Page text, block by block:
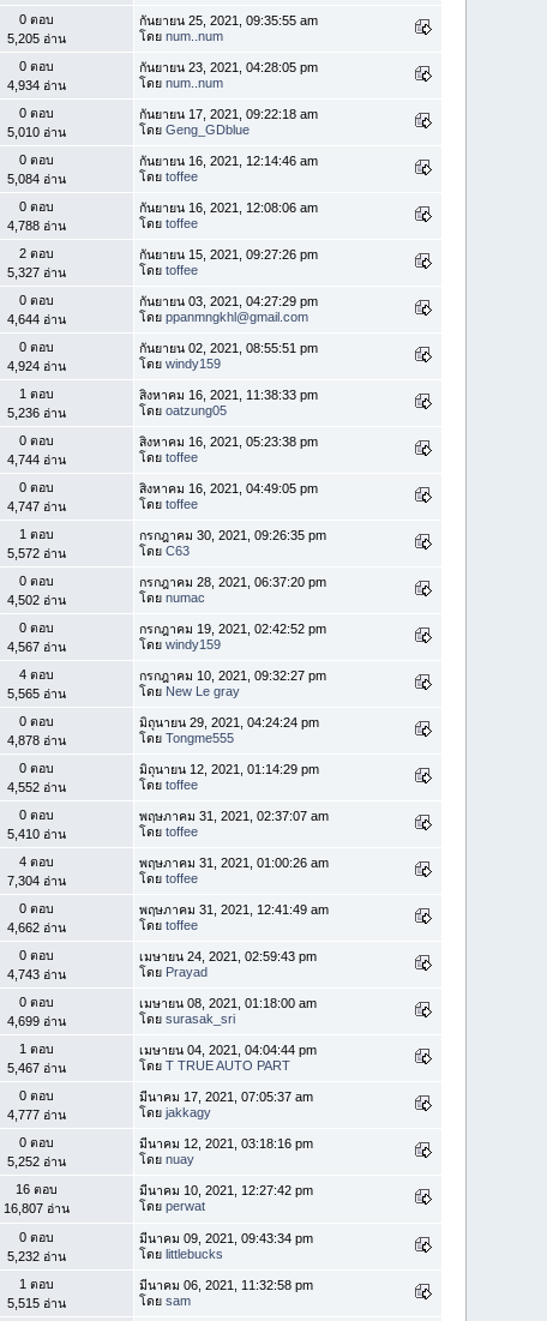
0 ตอบ
5,205 อ่าน
กันยายน 25, 2021, 09:35:55 am
โดยnum..num
0 ตอบ
4,934 อ่าน
กันยายน 23, 2021, 04:28:05 pm
โดยnum..num
0 ตอบ
5,010 อ่าน
กันยายน 17, 2021, 09:22:18 am
โดยGeng_GDblue
0 ตอบ
5,084 อ่าน
กันยายน 16, 2021, 12:14:46 am
โดยtoffee
0 ตอบ
4,788 อ่าน
กันยายน 16, 2021, 12:08:06 am
โดยtoffee
2 ตอบ
5,327 อ่าน
กันยายน 15, 2021, 09:27:26 pm
โดยtoffee
0 ตอบ
4,644 อ่าน
กันยายน 03, 2021, 04:27:29 pm
โดยppanmngkhl@gmail.com
0 ตอบ
4,924 อ่าน
กันยายน 02, 2021, 08:55:51 pm
โดยwindy159
1 ตอบ
5,236 อ่าน
สิงหาคม 16, 2021, 11:38:33 pm
โดยoatzung05
0 ตอบ
4,744 อ่าน
สิงหาคม 16, 2021, 05:23:38 pm
โดยtoffee
0 ตอบ
4,747 อ่าน
สิงหาคม 16, 2021, 04:49:05 pm
โดยtoffee
1 ตอบ
5,572 อ่าน
กรกฎาคม 30, 2021, 09:26:35 pm
โดยC63
0 ตอบ
4,502 อ่าน
กรกฎาคม 28, 2021, 06:37:20 pm
โดยnumac
0 ตอบ
4,567 อ่าน
กรกฎาคม 19, 2021, 02:42:52 pm
โดยwindy159
4 ตอบ
5,565 อ่าน
กรกฎาคม 10, 2021, 09:32:27 pm
โดย New Le gray
0 ตอบ
4,878 อ่าน
มิถุนายน 29, 2021, 04:24:24 pm
โดยTongme555
0 ตอบ
4,552 อ่าน
มิถุนายน 12, 2021, 01:14:29 pm
โดยtoffee
0 ตอบ
5,410 อ่าน
พฤษภาคม 31, 2021, 02:37:07 am
โดยtoffee
4 ตอบ
7,304 อ่าน
พฤษภาคม 31, 2021, 01:00:26 am
โดยtoffee
0 ตอบ
4,662 อ่าน
พฤษภาคม 31, 2021, 12:41:49 am
โดยtoffee
0 ตอบ
4,743 อ่าน
เมษายน 24, 2021, 02:59:43 pm
โดย Prayad
0 ตอบ
4,699 อ่าน
เมษายน 08, 2021, 01:18:00 am
โดยsurasak_sri
1 ตอบ
5,467 อ่าน
เมษายน 04, 2021, 04:04:44 pm
โดยT TRUE AUTO PART
0 ตอบ
4,777 อ่าน
มีนาคม 17, 2021, 07:05:37 am
โดยjakkagy
0 ตอบ
5,252 อ่าน
มีนาคม 12, 2021, 03:18:16 pm
โดยnuay
16 ตอบ
16,807 อ่าน
มีนาคม 10, 2021, 12:27:42 pm
โดยperwat
0 ตอบ
5,232 อ่าน
มีนาคม 09, 2021, 09:43:34 pm
โดยlittlebucks
1 ตอบ
5,515 อ่าน
มีนาคม 06, 2021, 11:32:58 pm
โดยsam